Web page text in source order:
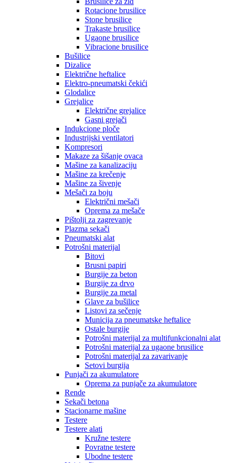
Rotacione brusilice
Stone brusilice
Trakaste brusilice
Ugaone brusilice
Vibracione brusilice
Bušilice
Dizalice
Električne heftalice
Elektro-pneumatski čekići
Glodalice
Grejalice
Električne grejalice
Gasni grejači
Indukcione ploče
Industrijski ventilatori
Kompresori
Makaze za šišanje ovaca
Mašine za kanalizaciju
Mašine za krečenje
Mašine za šivenje
Mešači za boju
Električni mešači
Oprema za mešače
Pištolji za zagrevanje
Plazma sekači
Pneumatski alat
Potrošni materijal
Bitovi
Brusni papiri
Burgije za beton
Burgije za drvo
Burgije za metal
Glave za bušilice
Listovi za sečenje
Municija za pneumatske heftalice
Ostale burgije
Potrošni materijal za multifunkcionalni alat
Potrošni materijal za ugaone brusilice
Potrošni materijal za zavarivanje
Setovi burgija
Punjači za akumulatore
Oprema za punjače za akumulatore
Rende
Sekači betona
Stacionarne mašine
Testere
Testere alati
Kružne testere
Povratne testere
Ubodne testere